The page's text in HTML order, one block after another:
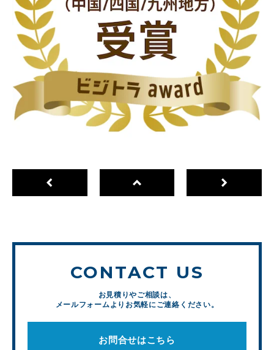
CONTACT US
お見積りやご相談は、
メールフォームよりお気軽にご連絡ください。
お問合せはこちら